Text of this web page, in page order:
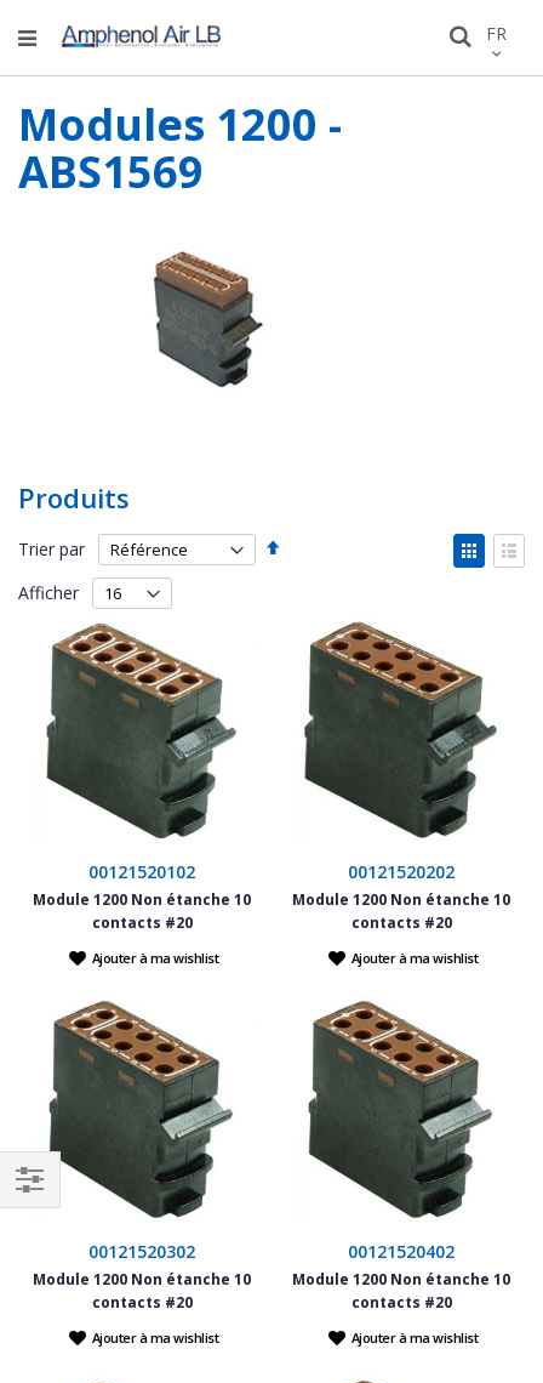
Allez
au
FR
Modules 1200 -
ABS1569
Produits
Trier par
Par
en
Afficher
00121520102
Module 1200 Non étanche 10
contacts #20
Ajouter à ma wishlist
00121520202
Module 1200 Non étanche 10
contacts #20
Ajouter à ma wishlist
00121520302
Module 1200 Non étanche 10
contacts #20
Ajouter à ma wishlist
00121520402
Module 1200 Non étanche 10
contacts #20
Ajouter à ma wishlist
Filtrer